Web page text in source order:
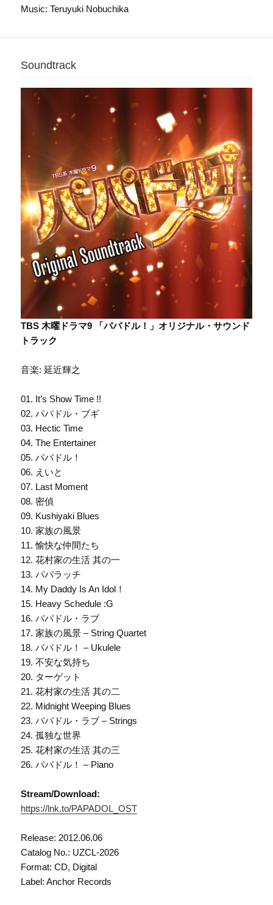
Music: Teruyuki Nobuchika
Soundtrack
TBS 木曜ドラマ9 「パパドル！」オリジナル・サウンド
トラック
音楽: 延近輝之
01. It’s Show Time !!
02. パパドル・ブギ
03. Hectic Time
04. The Entertainer
05. パパドル！
06. えいと
07. Last Moment
08. 密偵
09. Kushiyaki Blues
10. 家族の風景
11. 愉快な仲間たち
12. 花村家の生活 其の一
13. パパラッチ
14. My Daddy Is An Idol！
15. Heavy Schedule :G
16. パパドル・ラブ
17. 家族の風景 – String Quartet
18. パパドル！ – Ukulele
19. 不安な気持ち
20. ターゲット
21. 花村家の生活 其の二
22. Midnight Weeping Blues
23. パパドル・ラブ – Strings
24. 孤独な世界
25. 花村家の生活 其の三
26. パパドル！ – Piano
Stream/Download:
https://lnk.to/PAPADOL_OST
Release: 2012.06.06
Catalog No.: UZCL-2026
Format: CD, Digital
Label: Anchor Records